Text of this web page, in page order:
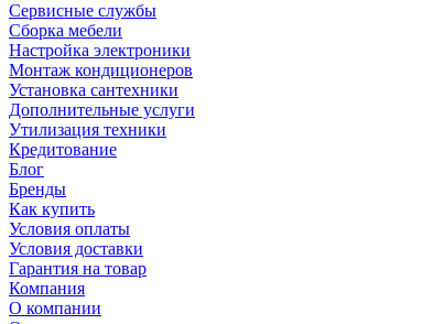
Сервисные службы
Сборка мебели
Настройка электроники
Монтаж кондиционеров
Установка сантехники
Дополнительные услуги
Утилизация техники
Кредитование
Блог
Бренды
Как купить
Условия оплаты
Условия доставки
Гарантия на товар
Компания
О компании